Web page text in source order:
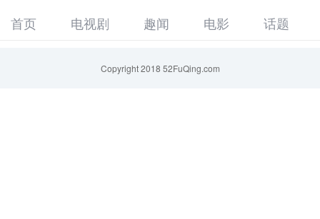
首页 电视剧 趣闻 电影 话题
Copyright 2018 52FuQing.com